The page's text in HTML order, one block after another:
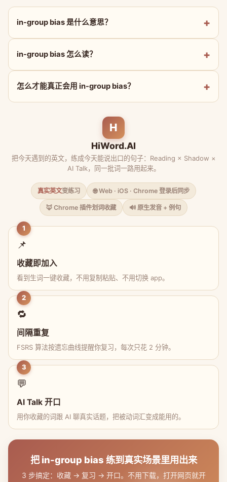
in-group bias 是什么意思？
in-group bias 怎么读？
怎么才能真正会用 in-group bias？
H
HiWord.AI
把今天遇到的英文，练成今天能说出口的句子：Reading × Shadow ×
AI Talk，同一批词一路用起来。
真实英文变练习 🌐 Web · iOS · Chrome 登录后同步
🦊 Chrome 插件划词收藏 🔊 原生发音 + 例句
1
📌
收藏即加入
看到生词一键收藏，不用复制粘贴、不用切换 app。
2
🔁
间隔重复
FSRS 算法按遗忘曲线提醒你复习，每次只花 2 分钟。
3
💬
AI Talk 开口
用你收藏的词跟 AI 聊真实话题，把被动词汇变成能用的。
把 in-group bias 练到真实场景里用出来
3 步搞定：收藏 → 复习 → 开口。不用下载，打开网页就开